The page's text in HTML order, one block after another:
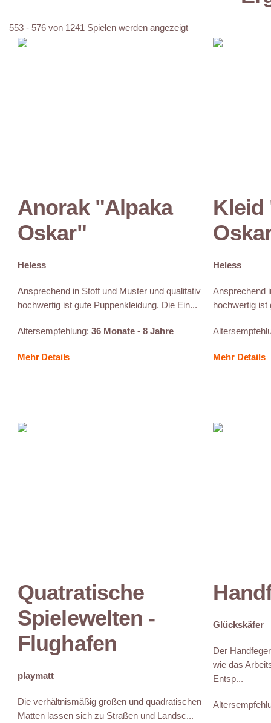
553 - 576 von 1241 Spielen werden angezeigt
Anorak "Alpaka
Oskar"
Heless
Ansprechend in Stoff und Muster und qualitativ
hochwertig ist gute Puppenkleidung. Die Ein...
Altersempfehlung:36 Monate - 8 Jahre
Mehr Details
Kleid
Heless
Ansprechend
hochwertig ist
Mehr Details
Quatratische
Spielewelten -
Flughafen
playmatt
Die verhältnismäßig großen und quadratischen
Matten lassen sich zu Straßen und Landsc...
Glückskäfer
Der
wie das
Entsp...